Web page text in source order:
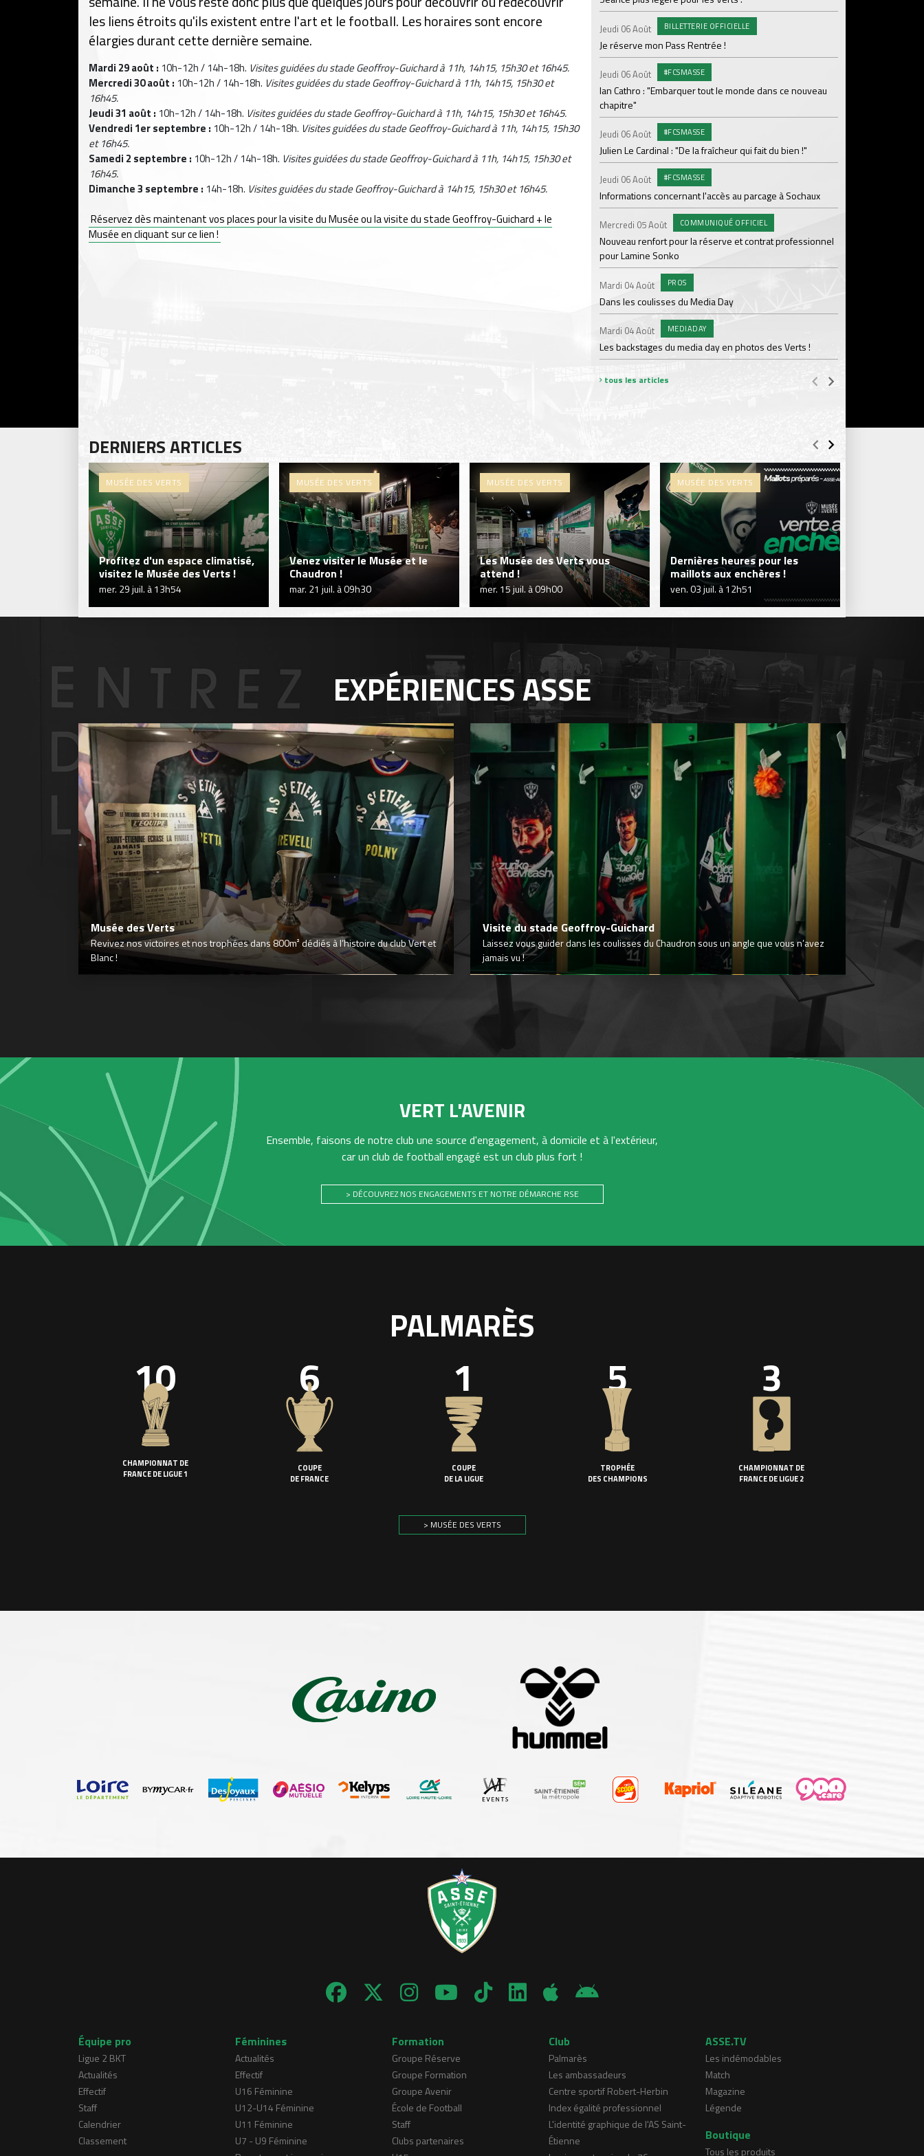
les liens étroits qu'ils existent entre l'art et le football. Les horaires sont encore
élargies durant cette dernière semaine.
Mardi 29 août : 10h-12h / 14h-18h. Visites guidées du stade Geoffroy-Guichard à 11h, 14h15, 15h30 et 16h45.
Mercredi 30 août : 10h-12h / 14h-18h. Visites guidées du stade Geoffroy-Guichard à 11h, 14h15, 15h30 et
16h45.
Jeudi 31 août : 10h-12h / 14h-18h. Visites guidées du stade Geoffroy-Guichard à 11h, 14h15, 15h30 et 16h45.
Vendredi 1er septembre : 10h-12h / 14h-18h. Visites guidées du stade Geoffroy-Guichard à 11h, 14h15, 15h30
et 16h45.
Samedi 2 septembre : 10h-12h / 14h-18h. Visites guidées du stade Geoffroy-Guichard à 11h, 14h15, 15h30 et
16h45.
Dimanche 3 septembre : 14h-18h. Visites guidées du stade Geoffroy-Guichard à 14h15, 15h30 et 16h45.
Réservez dès maintenant vos places pour la visite du Musée ou la visite du stade Geoffroy-Guichard + le
Musée en cliquant sur ce lien !
Jeudi 06 Août BILLETTERIE OFFICIELLE
Je réserve mon Pass Rentrée !
Jeudi 06 Août #FCSMASSE
Ian Cathro : "Embarquer tout le monde dans ce nouveau
chapitre"
Jeudi 06 Août #FCSMASSE
Julien Le Cardinal : "De la fraîcheur qui fait du bien !"
Jeudi 06 Août #FCSMASSE
Informations concernant l'accès au parcage à Sochaux
Mercredi 05 Août COMMUNIQUÉ OFFICIEL
Nouveau renfort pour la réserve et contrat professionnel
pour Lamine Sonko
Mardi 04 Août PROS
Dans les coulisses du Media Day
Mardi 04 Août MEDIADAY
Les backstages du media day en photos des Verts !
tous les articles
DERNIERS ARTICLES
MUSÉE DES VERTS
Profitez d'un espace climatisé,
visitez le Musée des Verts !
mer. 29 juil. à 13h54
MUSÉE DES VERTS
Venez visiter le Musée et le
Chaudron !
mar. 21 juil. à 09h30
MUSÉE DES VERTS
Les Musée des Verts vous
attend !
mer. 15 juil. à 09h00
MUSÉE DES VERTS
Dernières heures pour les
maillots aux enchères !
ven. 03 juil. à 12h51
EXPÉRIENCESASSE
Musée des Verts
Revivez nos victoires et nos trophées dans 800m² dédiés à l’histoire du club Vert et
Blanc !
Visite du stade Geoffroy-Guichard
Laissez vous guider dans les coulisses du Chaudron sous un angle que vous n’avez
jamais vu !
VERT L'AVENIR
Ensemble, faisons de notre club une source d'engagement, à domicile et à l'extérieur,
car un club de football engagé est un club plus fort !
> DÉCOUVREZ NOS ENGAGEMENTS ET NOTRE DÉMARCHE RSE
PALMARÈS
10
CHAMPIONNAT DE
FRANCE DE LIGUE 1
6
COUPE
DE FRANCE
1
COUPE
DE LA LIGUE
5
TROPHÉE
DES CHAMPIONS
3
CHAMPIONNAT DE
FRANCE DE LIGUE 2
> MUSÉE DES VERTS
Équipe pro
Ligue 2 BKT
Actualités
Effectif
Staff
Calendrier
Classement
Féminines
Actualités
Effectif
U16 Féminine
U12-U14 Féminine
U11 Féminine
U7 - U9 Féminine
Formation
Groupe Réserve
Groupe Formation
Groupe Avenir
École de Football
Staff
Clubs partenaires
Club
Palmarès
Les ambassadeurs
Centre sportif Robert-Herbin
Index égalité professionnel
L'identité graphique de l'AS Saint-
Étienne
ASSE.TV
Les indémodables
Match
Magazine
Légende
Boutique
Tous les produits